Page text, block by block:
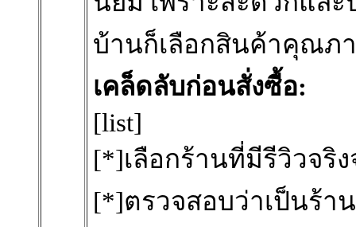
บ้านก็เลือกสินค้าคุณภ
เคล็ดลับก่อนสั่งซื้อ:
[list]
[*]เลือกร้านที่มีรีวิวจริ
[*]ตรวจสอบว่าเป็นร้า